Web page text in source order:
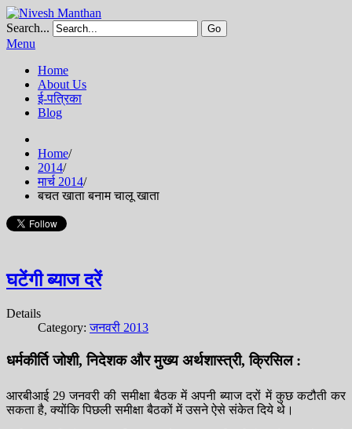
Search... Go
Menu
Home
About Us
ई-पत्रिका
Blog
Home/
2014/
मार्च 2014/
बचत खाता बनाम चालू खाता
घटेंगी ब्याज दरें
Details
Category:जनवरी 2013
धर्मकीर्ति जोशी, निदेशक और मुख्य अर्थशास्त्री, क्रिसिल :
आरबीआई 29 जनवरी की समीक्षा बैठक में अपनी ब्याज दरों में कुछ कटौती कर
सकता है, क्योंकि पिछली समीक्षा बैठकों में उसने ऐसे संकेत दिये थे।